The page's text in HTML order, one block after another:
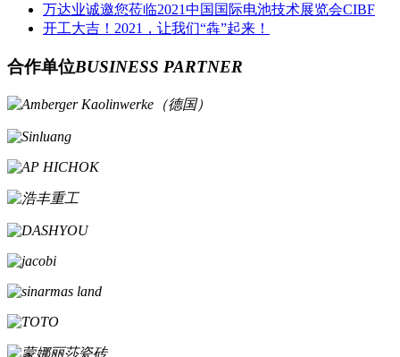
万达业诚邀您莅临2021中国国际电池技术展览会CIBF
开工大吉！2021，让我们“犇”起来！
合作单位BUSINESS PARTNER